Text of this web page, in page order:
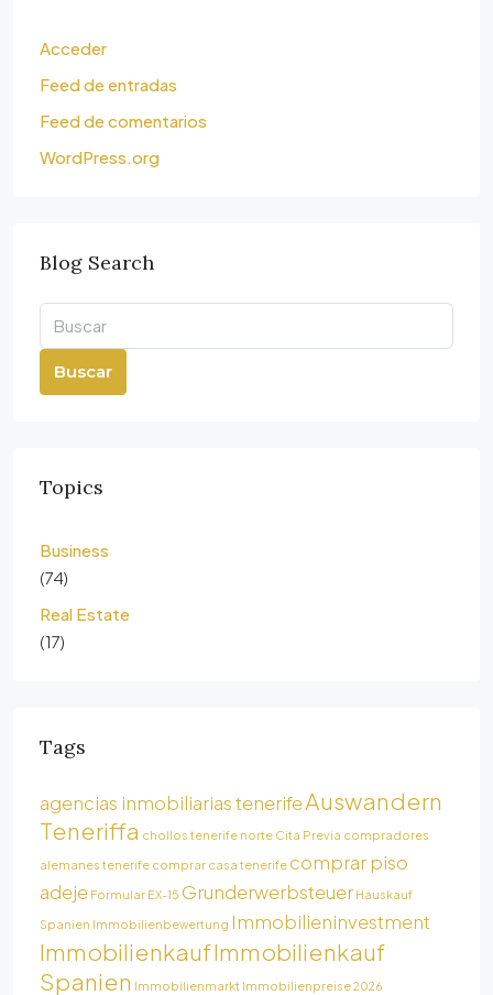
Acceder
Feed de entradas
Feed de comentarios
WordPress.org
Blog Search
Buscar
Topics
Business
(74)
Real Estate
(17)
Tags
agencias inmobiliarias tenerifeAuswandern
Teneriffa chollos tenerife norte Cita Previa compradores
alemanes tenerife comprar casa tenerife comprar piso
adeje Formular EX-15 Grunderwerbsteuer Hauskauf
Spanien Immobilienbewertung Immobilieninvestment
ImmobilienkaufImmobilienkauf
Spanien Immobilienmarkt Immobilienpreise 2026